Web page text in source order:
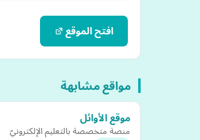
افتح الموقع
مواقع مشابهة
موقع الأوائل
منصة متخصصة بالتعليم الإلكترونيّ